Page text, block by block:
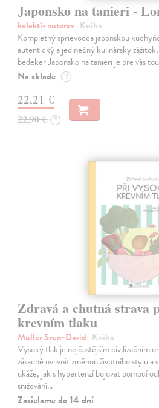
Japonsko na tanieri -
kolektív autorov| Kniha
Kompletný sprievodca japonskou
autentický a jedinečný kulinársky
bedeker Japonsko na tanieri je pre vás
Na sklade ?
22,21 €
22,90 € ?
Zdravá a chutná strava
krevním tlaku
Muller Sven-David | Kniha
Vysoký tlak je nejčastějším civilizačním
zásadně ovlivnit změnou životního stylu a
ukáže, jak s hypertenzí bojovat pomocí
snižování…
Zasielame do 14 dní